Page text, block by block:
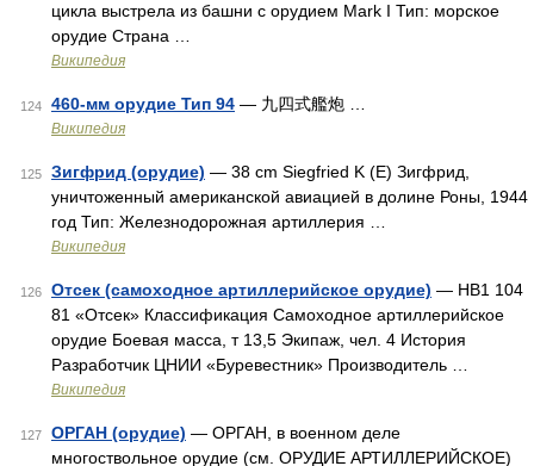
цикла выстрела из башни с орудием Mark I Тип: морское
орудие Страна …
Википедия
124 460-мм орудие Тип 94 — 九四式艦炮 …
Википедия
125 Зигфрид (орудие) — 38 cm Siegfried K (E) Зигфрид,
уничтоженный американской авиацией в долине Роны, 1944
год Тип: Железнодорожная артиллерия …
Википедия
126 Отсек (самоходное артиллерийское орудие) — НВ1 104
81 «Отсек» Классификация Самоходное артиллерийское
орудие Боевая масса, т 13,5 Экипаж, чел. 4 История
Разработчик ЦНИИ «Буревестник» Производитель …
Википедия
127 ОРГАН (орудие) — ОРГАН, в военном деле
многоствольное орудие (см. ОРУДИЕ АРТИЛЛЕРИЙСКОЕ)